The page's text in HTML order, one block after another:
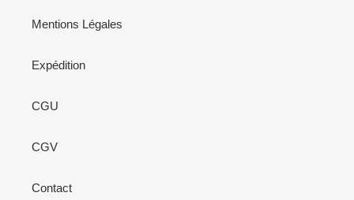
Mentions Légales
Expédition
CGU
CGV
Contact